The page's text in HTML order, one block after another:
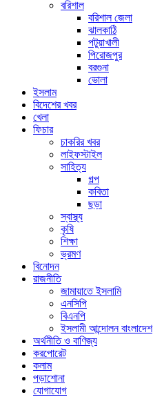
বরিশাল
বরিশাল জেলা
ঝালকাঠি
পটুয়াখালী
পিরোজপুর
বরগুনা
ভোলা
ইসলাম
বিদেশের খবর
খেলা
ফিচার
চাকরির খবর
লাইফস্টাইল
সাহিত্য
গল্প
কবিতা
ছড়া
স্বাস্থ্য
কৃষি
শিক্ষা
ভ্রমণ
বিনোদন
রাজনীতি
জামায়াতে ইসলামি
এনসিপি
বিএনপি
ইসলামী আন্দোলন বাংলাদেশ
অর্থনীতি ও বাণিজ্য
করপোরেট
কলাম
পড়াশোনা
যোগাযোগ